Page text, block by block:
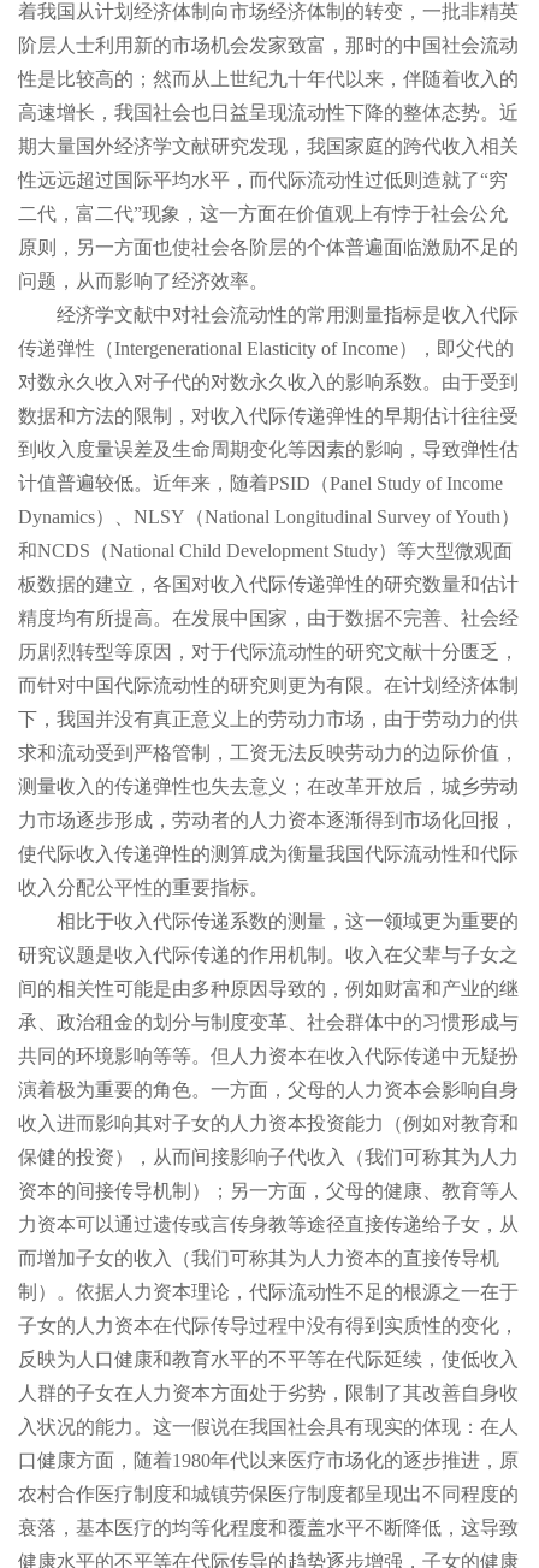
着我国从计划经济体制向市场经济体制的转变，一批非精英
阶层人士利用新的市场机会发家致富，那时的中国社会流动
性是比较高的；然而从上世纪九十年代以来，伴随着收入的
高速增长，我国社会也日益呈现流动性下降的整体态势。近
期大量国外经济学文献研究发现，我国家庭的跨代收入相关
性远远超过国际平均水平，而代际流动性过低则造就了“穷
二代，富二代”现象，这一方面在价值观上有悖于社会公允
原则，另一方面也使社会各阶层的个体普遍面临激励不足的
问题，从而影响了经济效率。
经济学文献中对社会流动性的常用测量指标是收入代际
传递弹性（Intergenerational Elasticity of Income），即父代的
对数永久收入对子代的对数永久收入的影响系数。由于受到
数据和方法的限制，对收入代际传递弹性的早期估计往往受
到收入度量误差及生命周期变化等因素的影响，导致弹性估
计值普遍较低。近年来，随着PSID（Panel Study of Income
Dynamics）、NLSY（National Longitudinal Survey of Youth）
和NCDS（National Child Development Study）等大型微观面
板数据的建立，各国对收入代际传递弹性的研究数量和估计
精度均有所提高。在发展中国家，由于数据不完善、社会经
历剧烈转型等原因，对于代际流动性的研究文献十分匮乏，
而针对中国代际流动性的研究则更为有限。在计划经济体制
下，我国并没有真正意义上的劳动力市场，由于劳动力的供
求和流动受到严格管制，工资无法反映劳动力的边际价值，
测量收入的传递弹性也失去意义；在改革开放后，城乡劳动
力市场逐步形成，劳动者的人力资本逐渐得到市场化回报，
使代际收入传递弹性的测算成为衡量我国代际流动性和代际
收入分配公平性的重要指标。
相比于收入代际传递系数的测量，这一领域更为重要的
研究议题是收入代际传递的作用机制。收入在父辈与子女之
间的相关性可能是由多种原因导致的，例如财富和产业的继
承、政治租金的划分与制度变革、社会群体中的习惯形成与
共同的环境影响等等。但人力资本在收入代际传递中无疑扮
演着极为重要的角色。一方面，父母的人力资本会影响自身
收入进而影响其对子女的人力资本投资能力（例如对教育和
保健的投资），从而间接影响子代收入（我们可称其为人力
资本的间接传导机制）；另一方面，父母的健康、教育等人
力资本可以通过遗传或言传身教等途径直接传递给子女，从
而增加子女的收入（我们可称其为人力资本的直接传导机
制）。依据人力资本理论，代际流动性不足的根源之一在于
子女的人力资本在代际传导过程中没有得到实质性的变化，
反映为人口健康和教育水平的不平等在代际延续，使低收入
人群的子女在人力资本方面处于劣势，限制了其改善自身收
入状况的能力。这一假说在我国社会具有现实的体现：在人
口健康方面，随着1980年代以来医疗市场化的逐步推进，原
农村合作医疗制度和城镇劳保医疗制度都呈现出不同程度的
衰落，基本医疗的均等化程度和覆盖水平不断降低，这导致
健康水平的不平等在代际传导的趋势逐步增强，子女的健康